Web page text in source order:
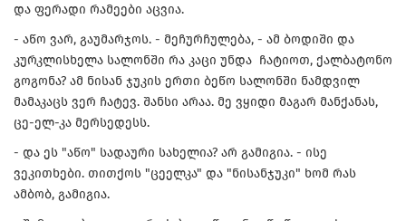
და ფერადი რამეები აცვია.
- აწო ვარ, გაუმარჯოს. - მეჩურჩულება, - ამ ბოდიში და
კურკლისხელა სალონში რა კაცი უნდა ჩატიოთ, ქალბატონო
გოგონა? ამ ნისან ჯუკის ერთი ბეწო სალონში ნამდვილ
მამაკაცს ვერ ჩატევ. შანსი არაა. მე ვყიდი მაგარ მანქანას,
ცე-ელ-კა მერსედესს.
- და ეს "აწო" სადაური სახელია? არ გამიგია. - ისე
ვეკითხები. თითქოს "ცეელკა" და "ნისანჯუკი" ხომ რას
ამბობ, გამიგია.